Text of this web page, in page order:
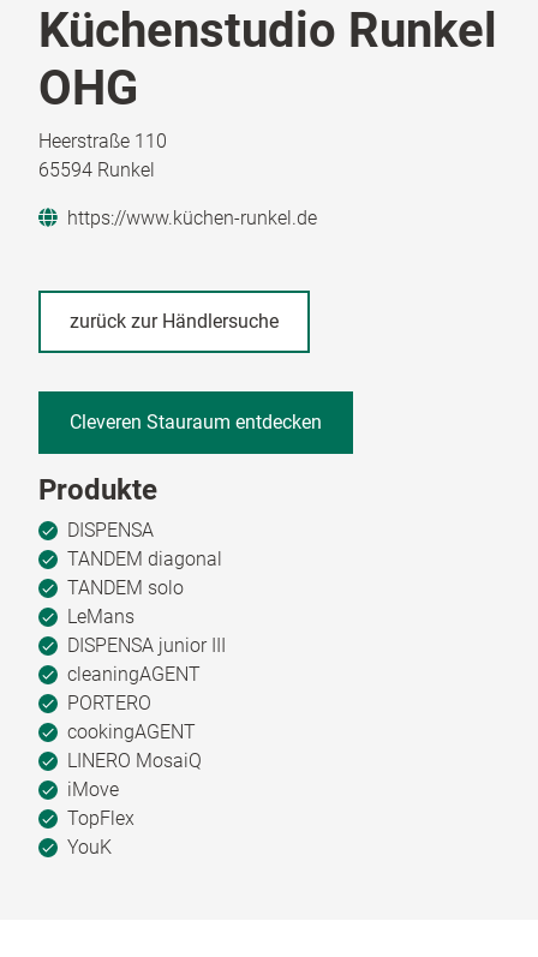
Küchenstudio Runkel
OHG
Heerstraße 110
65594 Runkel
https://www.küchen-runkel.de
zurück zur Händlersuche
Cleveren Stauraum entdecken
Produkte
DISPENSA
TANDEM diagonal
TANDEM solo
LeMans
DISPENSA junior III
cleaningAGENT
PORTERO
cookingAGENT
LINERO MosaiQ
iMove
TopFlex
YouK